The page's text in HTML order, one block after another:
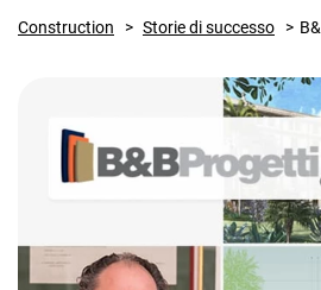
Construction Storie di successo